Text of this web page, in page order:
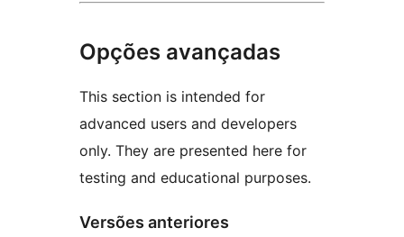
Opções avançadas
This section is intended for
advanced users and developers
only. They are presented here for
testing and educational purposes.
Versões anteriores